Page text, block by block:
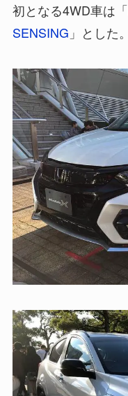
初となる4WD車は「
SENSING 」とした。